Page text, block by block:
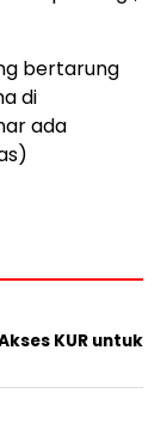
bertarung
di
ada
KUR untuk